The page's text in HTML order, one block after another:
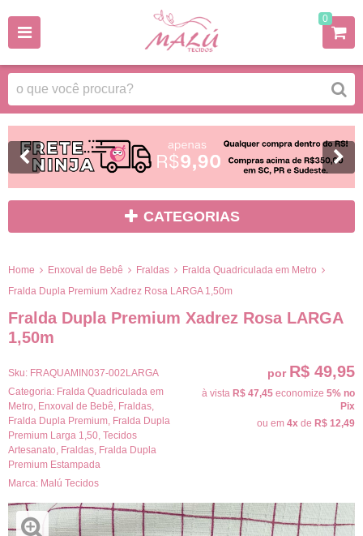
0
CATEGORIAS
Home Enxoval de Bebê Fraldas
Fralda Quadriculada em Metro
Fralda Dupla Premium Xadrez Rosa LARGA 1,50m
Fralda Dupla Premium Xadrez Rosa LARGA
1,50m
Sku: FRAQUAMIN037-002LARGA
Categoria: Fralda Quadriculada em
Metro Enxoval de Bebê Fraldas
Fralda Dupla Premium Fralda Dupla
Premium Larga 1,50 Tecidos
Artesanato Fraldas Fralda Dupla
Premium Estampada
Marca: Malú Tecidos
por R$ 49,95
à vista R$ 47,45 economize 5% no
Pix
ou em 4x de R$ 12,49